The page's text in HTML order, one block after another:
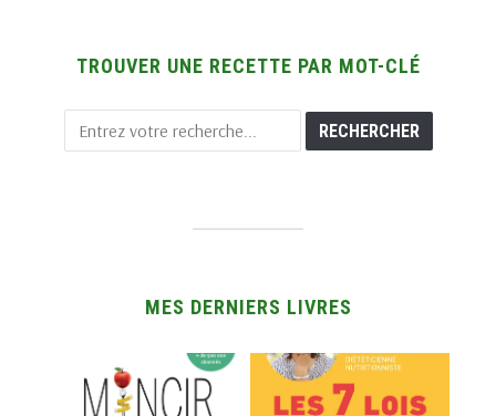
TROUVER UNE RECETTE PAR MOT-CLÉ
MES DERNIERS LIVRES